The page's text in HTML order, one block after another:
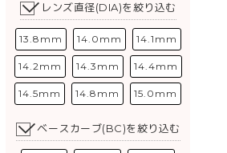
レンズ直径(DIA)を絞り込む
13.8mm 14.0mm 14.1mm
14.2mm 14.3mm 14.4mm
14.5mm 14.8mm 15.0mm
ベースカーブ(BC)を絞り込む